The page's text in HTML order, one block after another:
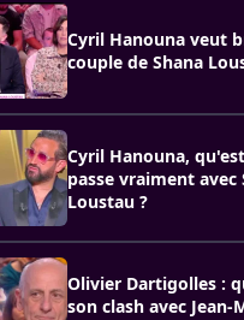
Cyril Hanouna veut
couple de Shana
Cyril Hanouna,
passe vraiment avec
Loustau ?
Olivier Dartigolles :
son clash avec Jean-